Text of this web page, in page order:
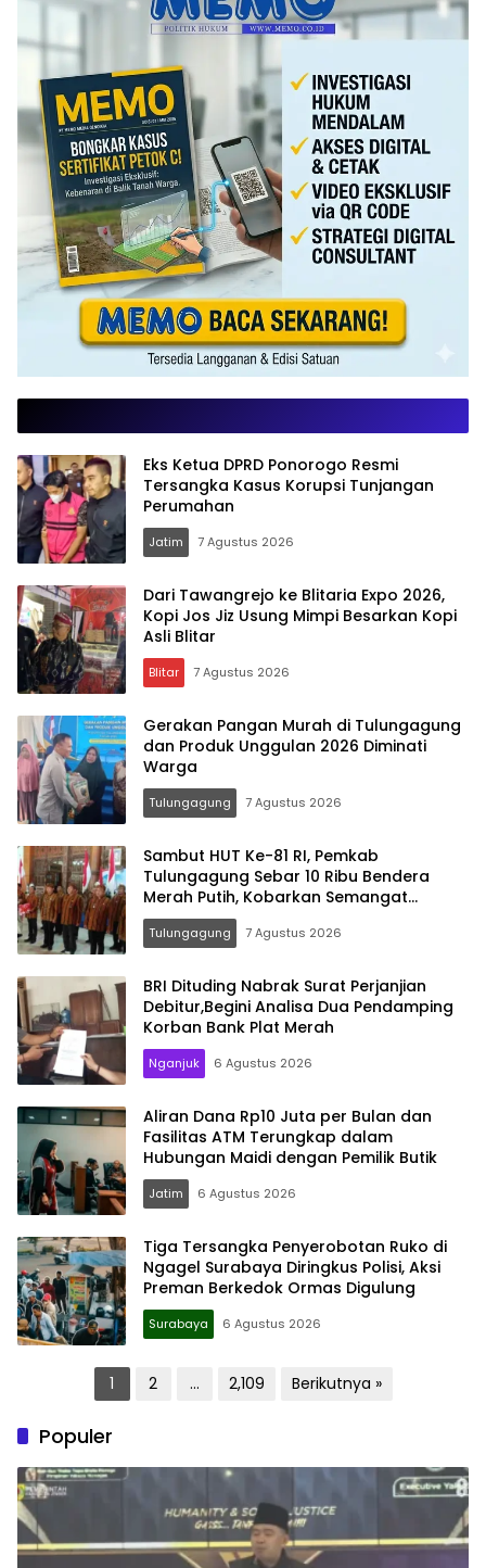
Eks Ketua DPRD Ponorogo Resmi
Tersangka Kasus Korupsi Tunjangan
Perumahan
Jatim 7 Agustus 2026
Dari Tawangrejo ke Blitaria Expo 2026,
Kopi Jos Jiz Usung Mimpi Besarkan Kopi
Asli Blitar
Blitar 7 Agustus 2026
Gerakan Pangan Murah di Tulungagung
dan Produk Unggulan 2026 Diminati
Warga
Tulungagung 7 Agustus 2026
Sambut HUT Ke-81 RI, Pemkab
Tulungagung Sebar 10 Ribu Bendera
Merah Putih, Kobarkan Semangat
Nasionalisme Hingga Pelosok Desa
Tulungagung 7 Agustus 2026
BRI Dituding Nabrak Surat Perjanjian
Debitur,Begini Analisa Dua Pendamping
Korban Bank Plat Merah
Nganjuk 6 Agustus 2026
Aliran Dana Rp10 Juta per Bulan dan
Fasilitas ATM Terungkap dalam
Hubungan Maidi dengan Pemilik Butik
Jatim 6 Agustus 2026
Tiga Tersangka Penyerobotan Ruko di
Ngagel Surabaya Diringkus Polisi, Aksi
Preman Berkedok Ormas Digulung
Surabaya 6 Agustus 2026
Paginasi1 2 … 2,109 Berikutnya »
Populer